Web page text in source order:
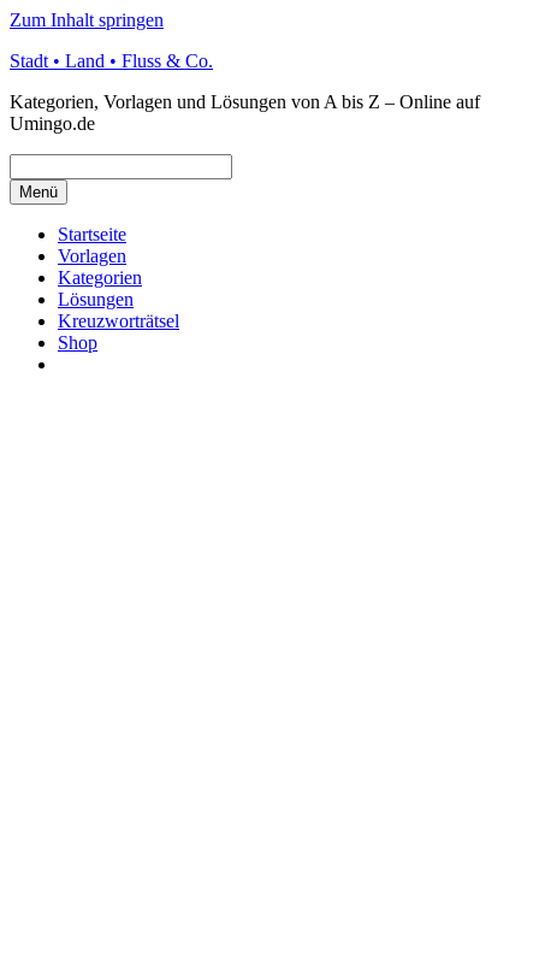
Zum Inhalt springen
Stadt • Land • Fluss & Co.
Kategorien, Vorlagen und Lösungen von A bis Z – Online auf
Umingo.de
Menü
Startseite
Vorlagen
Kategorien
Lösungen
Kreuzworträtsel
Shop